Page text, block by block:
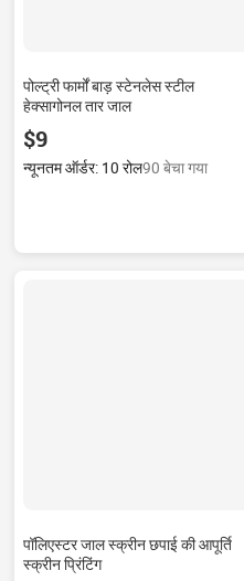
पोल्ट्री फार्मों बाड़ स्टेनलेस स्टील
हेक्सागोनल तार जाल
$9
न्यूनतम ऑर्डर: 10 रोल90 बेचा गया
पॉलिएस्टर जाल स्क्रीन छपाई की आपूर्ति
स्क्रीन प्रिंटिंग